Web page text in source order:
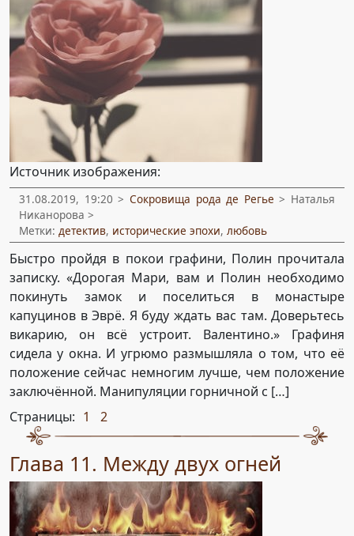
Источник изображения:
31.08.2019, 19:20 > Сокровища рода де Регье > Наталья
Никанорова >
Метки: детектив, исторические эпохи, любовь
Быстро пройдя в покои графини, Полин прочитала
записку. «Дорогая Мари, вам и Полин необходимо
покинуть замок и поселиться в монастыре
капуцинов в Эврё. Я буду ждать вас там. Доверьтесь
викарию, он всё устроит. Валентино.» Графиня
сидела у окна. И угрюмо размышляла о том, что её
положение сейчас немногим лучше, чем положение
заключённой. Манипуляции горничной с […]
Страницы: 1 2
Глава 11. Между двух огней